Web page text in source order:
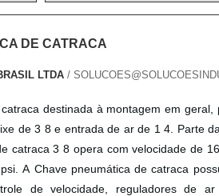
DE CATRACA
LTDA/
destinada à montagem em
de 3 8 e entrada de ar de 1 4. Parte
catraca 3 8 opera com velocidade de
A Chave pneumática de catraca
de velocidade, reguladores de ar